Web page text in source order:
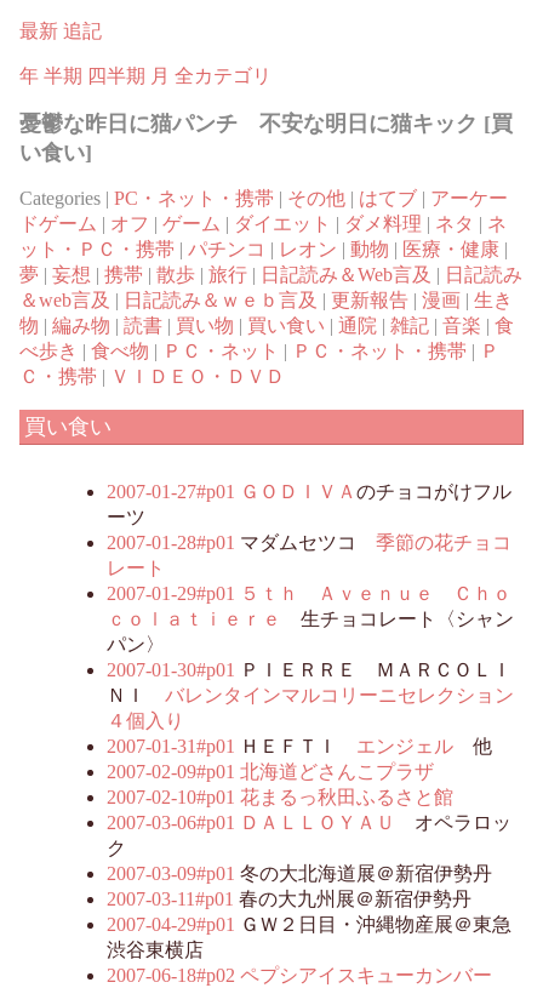
最新 追記
年 半期 四半期 月 全カテゴリ
憂鬱な昨日に猫パンチ 不安な明日に猫キック [買
い食い]
Categories | PC・ネット・携帯 | その他 | はてブ | アーケー
ドゲーム | オフ | ゲーム | ダイエット | ダメ料理 | ネタ | ネ
ット・ＰＣ・携帯 | パチンコ | レオン | 動物 | 医療・健康 |
夢 | 妄想 | 携帯 | 散歩 | 旅行 | 日記読み＆Web言及 | 日記読み
＆web言及 | 日記読み＆ｗｅｂ言及 | 更新報告 | 漫画 | 生き
物 | 編み物 | 読書 | 買い物 | 買い食い | 通院 | 雑記 | 音楽 | 食
べ歩き | 食べ物 | ＰＣ・ネット | ＰＣ・ネット・携帯 | Ｐ
Ｃ・携帯 | ＶＩＤＥＯ・ＤＶＤ
買い食い
2007-01-27#p01 ＧＯＤＩＶＡ のチョコがけフル
ーツ
2007-01-28#p01 マダムセツコ 季節の花チョコ
レート
2007-01-29#p01
５ｔｈ Ａｖｅｎｕｅ Ｃｈｏ
ｃｏｌａｔｉｅｒｅ
生チョコレート〈シャン
パン〉
2007-01-30#p01
ＰＩＥＲＲＥ ＭＡＲＣＯＬＩ
ＮＩ バレンタインマルコリーニセレクション
４個入り
2007-01-31#p01
ＨＥＦＴＩ エンジェル 他
2007-02-09#p01 北海道どさんこプラザ
2007-02-10#p01 花まるっ秋田ふるさと館
2007-03-06#p01 ＤＡＬＬＯＹＡＵ
オペラロッ
ク
2007-03-09#p01 冬の大北海道展＠新宿伊勢丹
2007-03-11#p01 春の大九州展＠新宿伊勢丹
2007-04-29#p01 ＧＷ２日目・沖縄物産展＠東急
渋谷東横店
2007-06-18#p02 ペプシアイスキューカンバー